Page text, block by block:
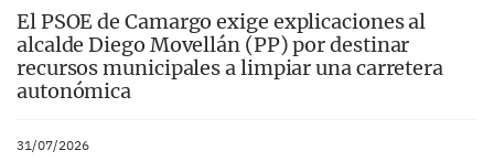
El PSOE de Camargo exige explicaciones al
alcalde Diego Movellán (PP) por destinar
recursos municipales a limpiar una carretera
autonómica
31/07/2026